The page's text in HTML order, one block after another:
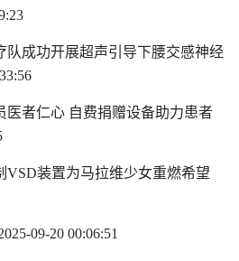
队成功开展超声引导下腰交感神经
医者仁心 自费捐赠设备助力患者
VSD装置为马拉维少女重燃希望
09-20 00:06:51